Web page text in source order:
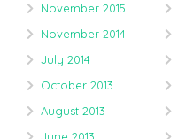
November 2015
November 2014
July 2014
October 2013
August 2013